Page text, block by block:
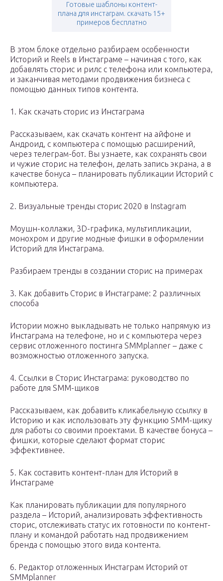
Готовые шаблоны контент-
плана для инстаграм. скачать 15+
примеров бесплатно
В этом блоке отдельно разбираем особенности
Историй и Reels в Инстаграме – начиная с того, как
добавлять сторис и рилс с телефона или компьютера,
и заканчивая методами продвижения бизнеса с
помощью данных типов контента.
1. Как скачать сторис из Инстаграма
Рассказываем, как скачать контент на айфоне и
Андроид, с компьютера с помощью расширений,
через телеграм-бот. Вы узнаете, как сохранять свои
и чужие сторис на телефон, делать запись экрана, а в
качестве бонуса – планировать публикации Историй с
компьютера.
2. Визуальные тренды сторис 2020 в Instagram
Моушн-коллажи, 3D-графика, мультипликации,
монохром и другие модные фишки в оформлении
Историй для Инстаграма.
Разбираем тренды в создании сторис на примерах
3. Как добавить Сторис в Инстаграме: 2 различных
способа
Истории можно выкладывать не только напрямую из
Инстаграма на телефоне, но и с компьютера через
сервис отложенного постинга SMMplanner – даже с
возможностью отложенного запуска.
4. Ссылки в Сторис Инстаграма: руководство по
работе для SMM-щиков
Рассказываем, как добавить кликабельную ссылку в
Историю и как использовать эту функцию SMM-щику
для работы со своими проектами. В качестве бонуса –
фишки, которые сделают формат сторис
эффективнее.
5. Как составить контент-план для Историй в
Инстаграме
Как планировать публикации для популярного
раздела – Историй, анализировать эффективность
сторис, отслеживать статус их готовности по контент-
плану и командой работать над продвижением
бренда с помощью этого вида контента.
6. Редактор отложенных Инстаграм Историй от
SMMplanner